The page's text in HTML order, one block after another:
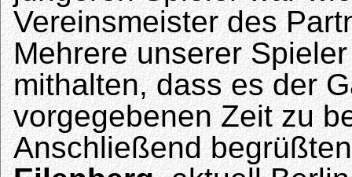
Vereinsmeister des
Mehrere unserer
mithalten, dass es der
vorgegebenen Zeit zu
Anschließend